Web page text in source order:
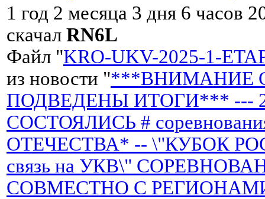
1 год 2 месяца 3 дня 6 часов
скачал RN6L
Файл "KRO-UKV-2025-1-
из новости "***ВНИМАНИЕ
ПОДВЕДЕНЫ ИТОГИ*** --- 22
СОСТОЯЛИСЬ #
ОТЕЧЕСТВА* -- \"КУБОК
связь на УКВ\"
СОВМЕСТНО С